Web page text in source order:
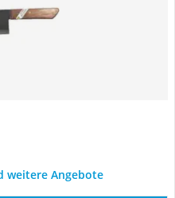
weitere Angebote